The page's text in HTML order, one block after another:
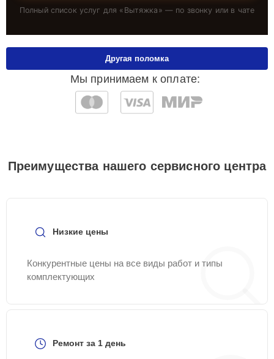
Полный список услуг для « Вытяжка » — по звонку или в чате
Мы принимаем к оплате:
Другая поломка
Преимущества нашего сервисного центра
Низкие цены
Конкурентные цены на все виды работ и типы
комплектующих
Ремонт за 1 день